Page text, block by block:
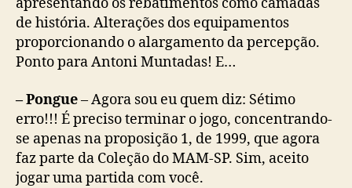
apresentando os rebatimentos como camadas
de história. Alterações dos equipamentos
proporcionando o alargamento da percepção.
Ponto para Antoni Muntadas! E…
– Pongue– Agora sou eu quem diz: Sétimo
erro!!! É preciso terminar o jogo, concentrando-
se apenas na proposição 1, de 1999, que agora
faz parte da Coleção do MAM-SP. Sim, aceito
jogar uma partida com você.